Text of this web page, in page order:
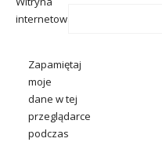
internetowa
Zapamiętaj
moje
dane w tej
przeglądarce
podczas